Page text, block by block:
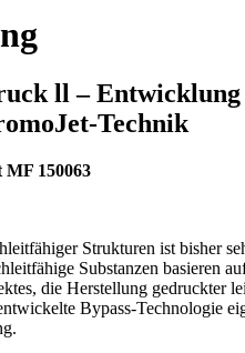
ll – Entwicklung
Technik
150063
Strukturen ist bisher
Substanzen basieren
die Herstellung gedruckter
Bypass-Technologie